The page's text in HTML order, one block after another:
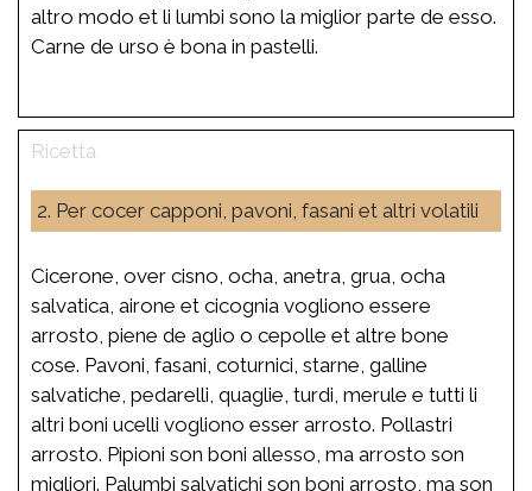
altro modo et li lumbi sono la miglior parte de esso.
Carne de urso è bona in pastelli.
2. Per cocer capponi, pavoni, fasani et altri volatili
Cicerone, over cisno, ocha, anetra, grua, ocha
salvatica, airone et cicognia vogliono essere
arrosto, piene de aglio o cepolle et altre bone
cose. Pavoni, fasani, coturnici, starne, galline
salvatiche, pedarelli, quaglie, turdi, merule e tutti li
altri boni ucelli vogliono esser arrosto. Pollastri
arrosto. Pipioni son boni allesso, ma arrosto son
migliori. Palumbi salvatichi son boni arrosto, ma son